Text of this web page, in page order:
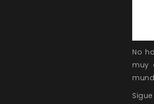
No
muy